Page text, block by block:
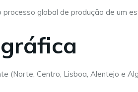
global de produção de um
(Norte, Centro, Lisboa, Alentejo e